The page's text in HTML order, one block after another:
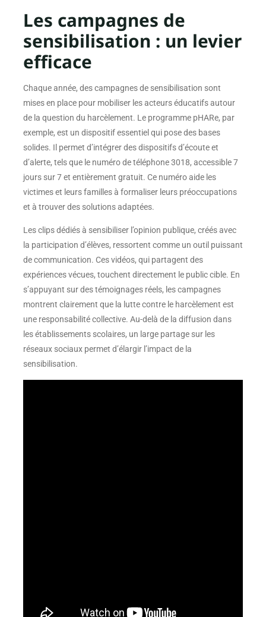
Les campagnes de
sensibilisation : un levier
efficace
Chaque année, des campagnes de sensibilisation sont
mises en place pour mobiliser les acteurs éducatifs autour
de la question du harcèlement. Le programme pHARe, par
exemple, est un dispositif essentiel qui pose des bases
solides. Il permet d’intégrer des dispositifs d’écoute et
d’alerte, tels que le numéro de téléphone 3018, accessible 7
jours sur 7 et entièrement gratuit. Ce numéro aide les
victimes et leurs familles à formaliser leurs préoccupations
et à trouver des solutions adaptées.
Les clips dédiés à sensibiliser l’opinion publique, créés avec
la participation d’élèves, ressortent comme un outil puissant
de communication. Ces vidéos, qui partagent des
expériences vécues, touchent directement le public cible. En
s’appuyant sur des témoignages réels, les campagnes
montrent clairement que la lutte contre le harcèlement est
une responsabilité collective. Au-delà de la diffusion dans
les établissements scolaires, un large partage sur les
réseaux sociaux permet d’élargir l’impact de la
sensibilisation.